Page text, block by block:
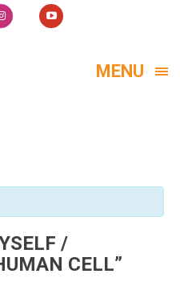
MENU
/
CELL”